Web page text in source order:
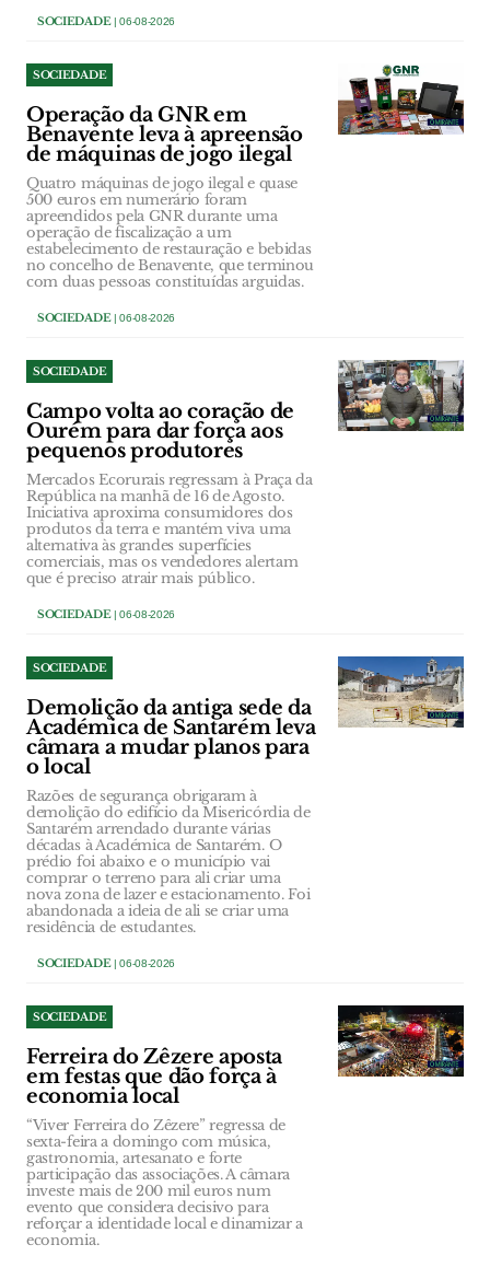
SOCIEDADE| 06-08-2026
SOCIEDADE
Operação da GNR em
Benavente leva à apreensão
de máquinas de jogo ilegal
Quatro máquinas de jogo ilegal e quase
500 euros em numerário foram
apreendidos pela GNR durante uma
operação de fiscalização a um
estabelecimento de restauração e bebidas
no concelho de Benavente, que terminou
com duas pessoas constituídas arguidas.
SOCIEDADE| 06-08-2026
SOCIEDADE
Campo volta ao coração de
Ourém para dar força aos
pequenos produtores
Mercados Ecorurais regressam à Praça da
República na manhã de 16 de Agosto.
Iniciativa aproxima consumidores dos
produtos da terra e mantém viva uma
alternativa às grandes superfícies
comerciais, mas os vendedores alertam
que é preciso atrair mais público.
SOCIEDADE| 06-08-2026
SOCIEDADE
Demolição da antiga sede da
Académica de Santarém leva
câmara a mudar planos para
o local
Razões de segurança obrigaram à
demolição do edifício da Misericórdia de
Santarém arrendado durante várias
décadas à Académica de Santarém. O
prédio foi abaixo e o município vai
comprar o terreno para ali criar uma
nova zona de lazer e estacionamento. Foi
abandonada a ideia de ali se criar uma
residência de estudantes.
SOCIEDADE| 06-08-2026
SOCIEDADE
Ferreira do Zêzere aposta
em festas que dão força à
economia local
“Viver Ferreira do Zêzere” regressa de
sexta-feira a domingo com música,
gastronomia, artesanato e forte
participação das associações. A câmara
investe mais de 200 mil euros num
evento que considera decisivo para
reforçar a identidade local e dinamizar a
economia.